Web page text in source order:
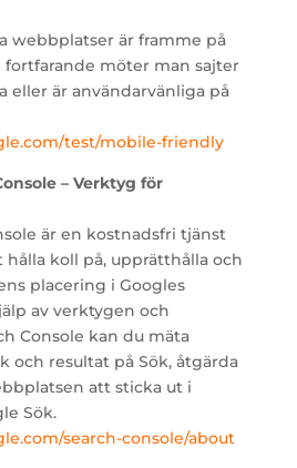
webbplatser är framme på
möter man sajter
eller är användarvänliga på
test/mobile-friendly
– Verktyg för
är en kostnadsfri tjänst
koll på, upprätthålla och
placering i Googles
av verktygen och
Console kan du mäta
och resultat på Sök, åtgärda
att sticka ut i
Sök.
search-console/about